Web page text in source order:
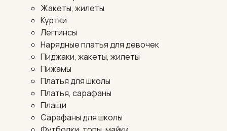
Жакеты, жилеты
Куртки
Леггинсы
Нарядные платья для девочек
Пиджаки, жакеты, жилеты
Пижамы
Платья для школы
Платья, сарафаны
Плащи
Сарафаны для школы